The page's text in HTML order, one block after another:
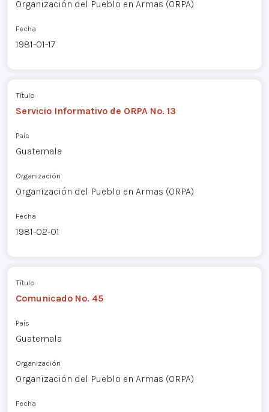
Organización del Pueblo en Armas (ORPA)
Fecha
1981-01-17
Título
Servicio Informativo de ORPA No. 13
País
Guatemala
Organización
Organización del Pueblo en Armas (ORPA)
Fecha
1981-02-01
Título
Comunicado No. 45
País
Guatemala
Organización
Organización del Pueblo en Armas (ORPA)
Fecha